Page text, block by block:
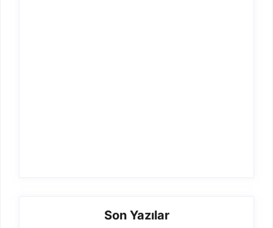
Son Yazılar